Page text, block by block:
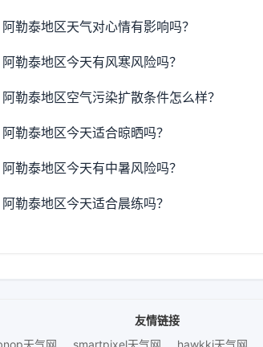
阿勒泰地区天气对心情有影响吗？
阿勒泰地区今天有风寒风险吗？
阿勒泰地区空气污染扩散条件怎么样？
阿勒泰地区今天适合晾晒吗？
阿勒泰地区今天有中暑风险吗？
阿勒泰地区今天适合晨练吗？
友情链接
天气网
smartpixel天气网 hawkki天气网